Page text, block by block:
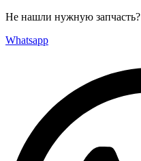
Не нашли нужную запчасть?
Whatsapp